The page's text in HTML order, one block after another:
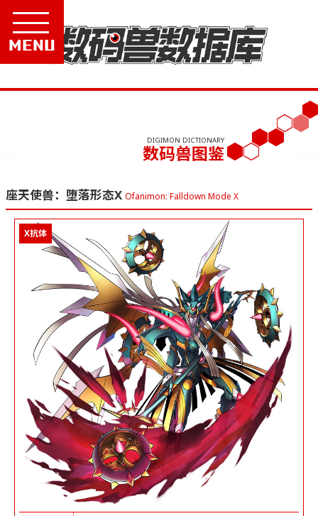
DIGIMON DICTIONARY
数码兽图鉴
座天使兽：堕落形态X Ofanimon: Falldown Mode X
X抗体